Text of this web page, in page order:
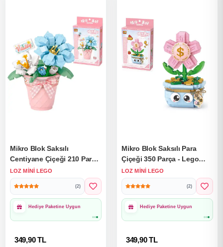
Mikro Blok Saksılı
Centiyane Çiçeği 210 Parça
- Lego Setleri - Loz Mini
Lego - Çiçek Lego - Loz
Lego - Mikro Bloklar
LOZ MINI LEGO
(2)
1000₺ Üzeri Ücretsiz
Kargo
349,90 TL
Mikro Blok Saksılı Para
Çiçeği 350 Parça - Lego
Setleri - Loz Mini Lego -
Çiçek Lego - Loz Lego -
Mikro Bloklar
LOZ MINI LEGO
(2)
1000₺ Üzeri Ücretsiz
Kargo
349,90 TL